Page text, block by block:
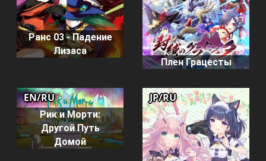
Ранс 03 - Падение
Лизаса
Плен Грацесты
Рик и Морти:
Другой Путь
Домой
EN/RU JP/RU